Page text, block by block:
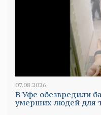
07.08.2026
В Уфе обезвредили
умерших людей для